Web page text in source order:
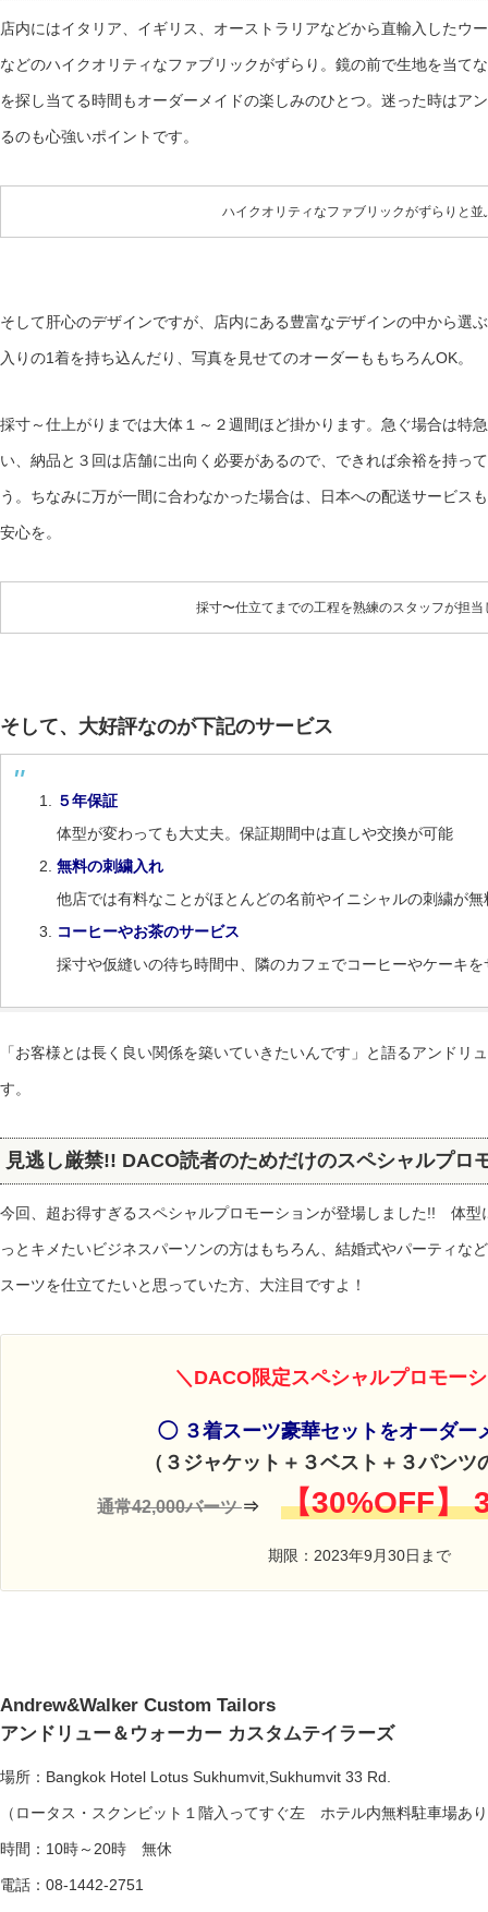
店内にはイタリア、イギリス、オーストラリアなどから直輸入したウ
などのハイクオリティなファブリックがずらり。鏡の前で生地を当て
を探し当てる時間もオーダーメイドの楽しみのひとつ。迷った時はア
るのも心強いポイントです。
ハイクオリティなファブリックがずらりと並
そして肝心のデザインですが、店内にある豊富なデザインの中から選
入りの1着を持ち込んだり、写真を見せてのオーダーももちろんOK。
採寸～仕上がりまでは大体１～２週間ほど掛かります。急ぐ場合は特
い、納品と３回は店舗に出向く必要があるので、できれば余裕を持っ
う。ちなみに万が一間に合わなかった場合は、日本への配送サービス
安心を。
採寸〜仕立てまでの工程を熟練のスタッフが担当
そして、大好評なのが下記のサービス
５年保証
体型が変わっても大丈夫。保証期間中は直しや交換が可能
無料の刺繍入れ
他店では有料なことがほとんどの名前やイニシャルの刺繍が無
コーヒーやお茶のサービス
採寸や仮縫いの待ち時間中、隣のカフェでコーヒーやケーキを
「お客様とは長く良い関係を築いていきたいんです」と語るアンドリ
す。
見逃し厳禁!! DACO読者のためだけのスペシャルプロ
今回、超お得すぎるスペシャルプロモーションが登場しました!! 体型
っとキメたいビジネスパーソンの方はもちろん、結婚式やパーティな
スーツを仕立てたいと思っていた方、大注目ですよ！
＼DACO限定スペシャルプロモー
◯ ３着スーツ豪華セットをオーダー
（３ジャケット＋３ベスト＋３パンツ
通常42,000バーツ⇒ 【30%OFF】
期限：2023年9月30日まで
Andrew&Walker Custom Tailors
アンドリュー＆ウォーカー カスタムテイラーズ
場所：Bangkok Hotel Lotus Sukhumvit,Sukhumvit 33 Rd.
（ロータス・スクンビット１階入ってすぐ左 ホテル内無料駐車場あ
時間：10時～20時 無休
電話：08-1442-2751